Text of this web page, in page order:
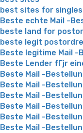
best sites for singles
Beste echte Mail -
beste land for
beste legit
Beste legitime Mail
Beste Lender fГјr
Beste Mail -
Beste Mail -
Beste Mail -
Beste Mail -
Beste Mail -
Beste Mail -